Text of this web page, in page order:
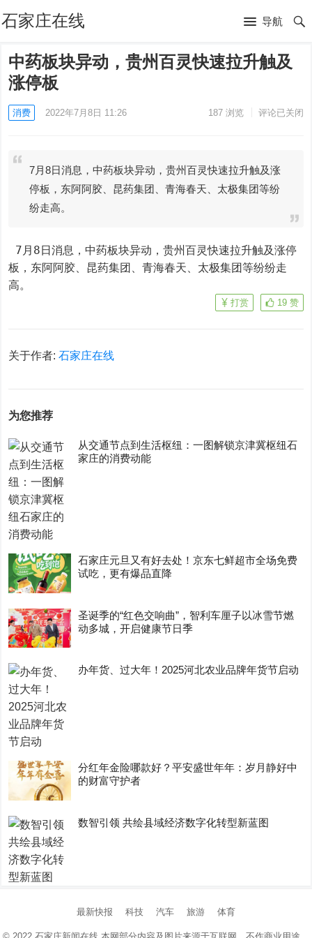
石家庄在线 导航
中药板块异动，贵州百灵快速拉升触及
涨停板
消费 2022年7月8日 11:26 187浏览 评论已关闭
7月8日消息，中药板块异动，贵州百灵快速拉升触及涨
停板，东阿阿胶、昆药集团、青海春天、太极集团等纷
纷走高。
板，东阿阿胶、昆药集团、青海春天、太极集团等纷纷走
高。
19 赞
打赏
关于作者:石家庄在线
为您推荐
从交通节点到生活枢纽：一图解锁京津冀枢纽石
家庄的消费动能
石家庄元旦又有好去处！京东七鲜超市全场免费
试吃，更有爆品直降
圣诞季的“红色交响曲”，智利车厘子以冰雪节燃
动多城，开启健康节日季
办年货、过大年！2025河北农业品牌年货节启动
分红年金险哪款好？平安盛世年年：岁月静好中
的财富守护者
数智引领 共绘县域经济数字化转型新蓝图
最新快报 科技 汽车 旅游 体育